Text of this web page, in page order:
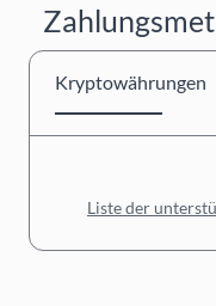
Kryptowährungen
Liste der